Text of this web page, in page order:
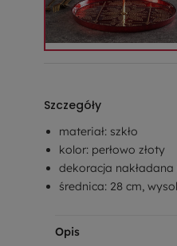
Szczegóły
materiał: szkło
kolor: perłowo złoty
dekoracja nakładana
średnica: 28 cm,
Opis